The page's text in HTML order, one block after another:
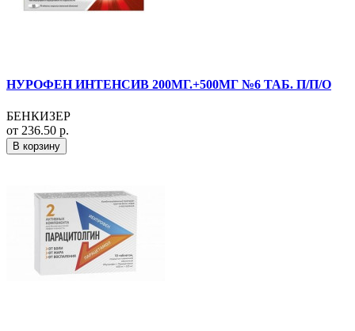
НУРОФЕН ИНТЕНСИВ 200МГ.+500МГ №6 ТАБ. П/П/О
БЕНКИЗЕР
от 236.50 р.
В корзину